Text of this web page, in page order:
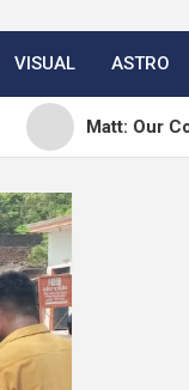
VISUAL ASTRO
Matt: Our Core Division